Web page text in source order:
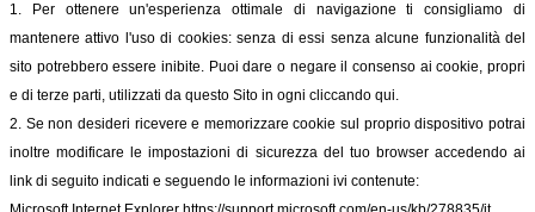
1. Per ottenere un'esperienza ottimale di navigazione ti consigliamo di
mantenere attivo l'uso di cookies: senza di essi senza alcune funzionalità del
sito potrebbero essere inibite. Puoi dare o negare il consenso ai cookie, propri
e di terze parti, utilizzati da questo Sito in ogni cliccando qui.
2. Se non desideri ricevere e memorizzare cookie sul proprio dispositivo potrai
inoltre modificare le impostazioni di sicurezza del tuo browser accedendo ai
link di seguito indicati e seguendo le informazioni ivi contenute: